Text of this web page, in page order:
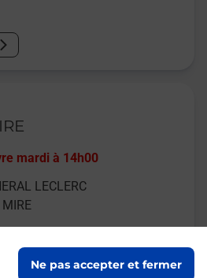
Ne pas accepter et fermer
mardi à 14h00
LECLERC